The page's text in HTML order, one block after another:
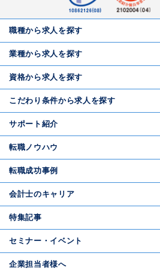
職種から求人を探す
業種から求人を探す
資格から求人を探す
こだわり条件から求人を探す
サポート紹介
転職ノウハウ
転職成功事例
会計士のキャリア
特集記事
セミナー・イベント
企業担当者様へ